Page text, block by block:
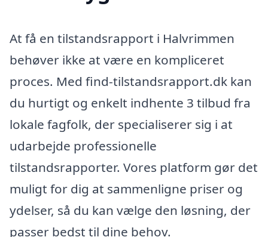
At få en tilstandsrapport i Halvrimmen
behøver ikke at være en kompliceret
proces. Med find-tilstandsrapport.dk kan
du hurtigt og enkelt indhente 3 tilbud fra
lokale fagfolk, der specialiserer sig i at
udarbejde professionelle
tilstandsrapporter. Vores platform gør det
muligt for dig at sammenligne priser og
ydelser, så du kan vælge den løsning, der
passer bedst til dine behov.